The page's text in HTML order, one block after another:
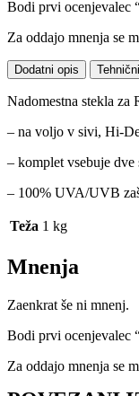
Bodi prvi
Za oddajo mnenja se
Dodatni opis
Nadomestna stekla za
– na voljo v sivi, Hi-
– komplet vsebuje dve
– 100% UVA/UVB
Teža 1 kg
Mnenja
Zaenkrat še ni mnenj.
Bodi prvi
Za oddajo mnenja se